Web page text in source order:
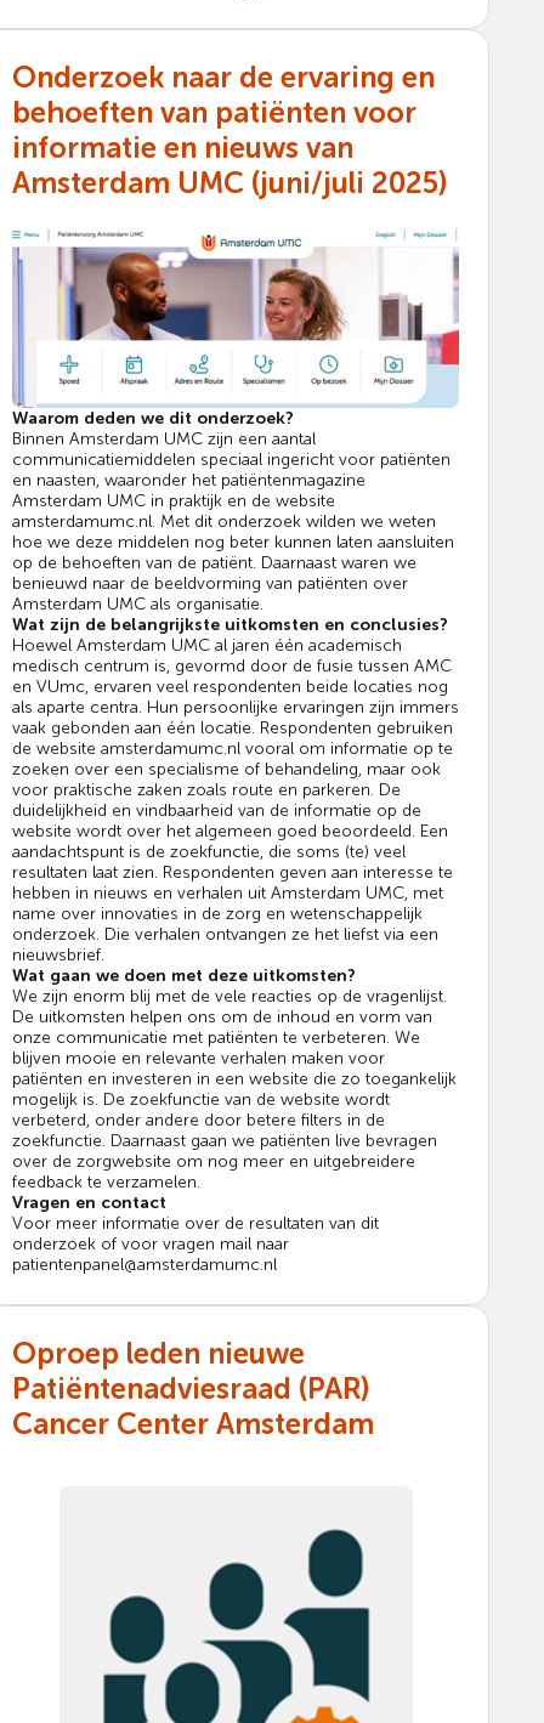
Onderzoek naar de ervaring en
behoeften van patiënten voor
informatie en nieuws van
Amsterdam UMC (juni/juli 2025)
Waarom deden we dit onderzoek?
Binnen Amsterdam UMC zijn een aantal
communicatiemiddelen speciaal ingericht voor patiënten
en naasten, waaronder het patiëntenmagazine
Amsterdam UMC in praktijk en de website
amsterdamumc.nl. Met dit onderzoek wilden we weten
hoe we deze middelen nog beter kunnen laten aansluiten
op de behoeften van de patiënt. Daarnaast waren we
benieuwd naar de beeldvorming van patiënten over
Amsterdam UMC als organisatie.
Wat zijn de belangrijkste uitkomsten en conclusies?
Hoewel Amsterdam UMC al jaren één academisch
medisch centrum is, gevormd door de fusie tussen AMC
en VUmc, ervaren veel respondenten beide locaties nog
als aparte centra. Hun persoonlijke ervaringen zijn immers
vaak gebonden aan één locatie. Respondenten gebruiken
de website amsterdamumc.nl vooral om informatie op te
zoeken over een specialisme of behandeling, maar ook
voor praktische zaken zoals route en parkeren. De
duidelijkheid en vindbaarheid van de informatie op de
website wordt over het algemeen goed beoordeeld. Een
aandachtspunt is de zoekfunctie, die soms (te) veel
resultaten laat zien. Respondenten geven aan interesse te
hebben in nieuws en verhalen uit Amsterdam UMC, met
name over innovaties in de zorg en wetenschappelijk
onderzoek. Die verhalen ontvangen ze het liefst via een
nieuwsbrief.
Wat gaan we doen met deze uitkomsten?
We zijn enorm blij met de vele reacties op de vragenlijst.
De uitkomsten helpen ons om de inhoud en vorm van
onze communicatie met patiënten te verbeteren. We
blijven mooie en relevante verhalen maken voor
patiënten en investeren in een website die zo toegankelijk
mogelijk is. De zoekfunctie van de website wordt
verbeterd, onder andere door betere filters in de
zoekfunctie. Daarnaast gaan we patiënten live bevragen
over de zorgwebsite om nog meer en uitgebreidere
feedback te verzamelen.
Vragen en contact
Voor meer informatie over de resultaten van dit
onderzoek of voor vragen mail naar
patientenpanel@amsterdamumc.nl
Oproep leden nieuwe
Patiëntenadviesraad (PAR)
Cancer Center Amsterdam